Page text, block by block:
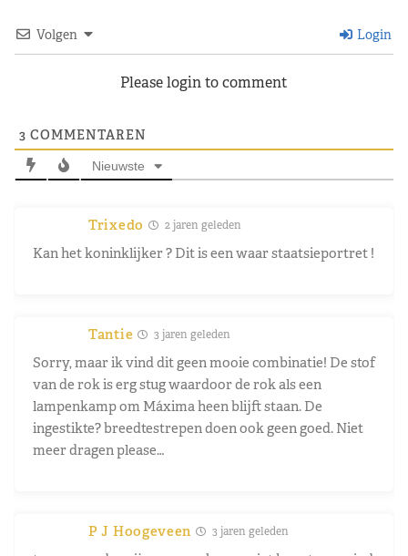
Volgen Login
Please login to comment
3 COMMENTAREN
Nieuwste
Trixedo 2 jaren geleden
Kan het koninklijker ? Dit is een waar staatsieportret !
Tantie 3 jaren geleden
Sorry, maar ik vind dit geen mooie combinatie! De stof
van de rok is erg stug waardoor de rok als een
lampenkamp om Máxima heen blijft staan. De
ingestikte? breedtestrepen doen ook geen goed. Niet
meer dragen please…
P J Hoogeveen 3 jaren geleden